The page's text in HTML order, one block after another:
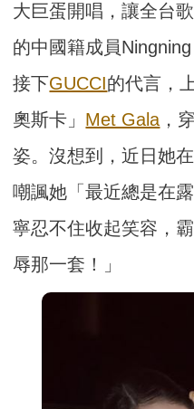
大巨蛋開唱，讓全台
的中國籍成員
接下GUCCI的代言，
奧斯卡」 Met Gala ，
姿。沒想到，近日她
嘲諷她「最近總是在
寧忍不住收起笑容，
辱那一套！」